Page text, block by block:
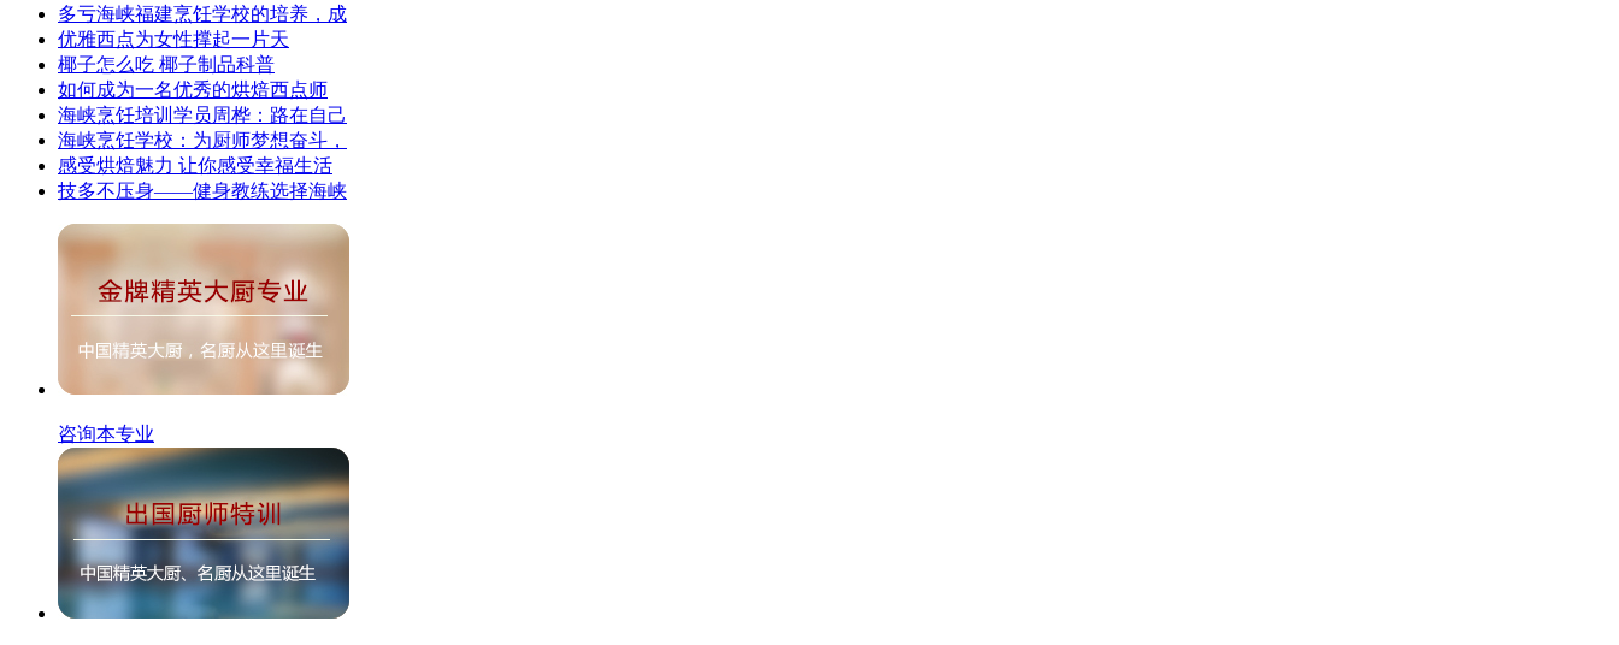
多亏海峡福建烹饪学校的培养，成
优雅西点为女性撑起一片天
椰子怎么吃 椰子制品科普
如何成为一名优秀的烘焙西点师
海峡烹饪培训学员周桦：路在自己
海峡烹饪学校：为厨师梦想奋斗，
感受烘焙魅力 让你感受幸福生活
技多不压身——健身教练选择海峡
咨询本专业